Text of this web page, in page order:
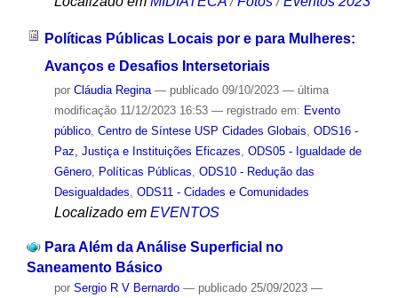
Políticas Públicas Locais por e para Mulheres:
Avanços e Desafios Intersetoriais
por Cláudia Regina — publicado09/10/2023 — última
modificação11/12/2023 16:53 — registrado em: Evento
público, Centro de Síntese USP Cidades Globais, ODS16 -
Paz, Justiça e Instituições Eficazes, ODS05 - Igualdade de
Gênero, Políticas Públicas, ODS10 - Redução das
Desigualdades, ODS11 - Cidades e Comunidades
Localizado em EVENTOS
Para Além da Análise Superficial no
Saneamento Básico
por Sergio R V Bernardo — publicado25/09/2023 —